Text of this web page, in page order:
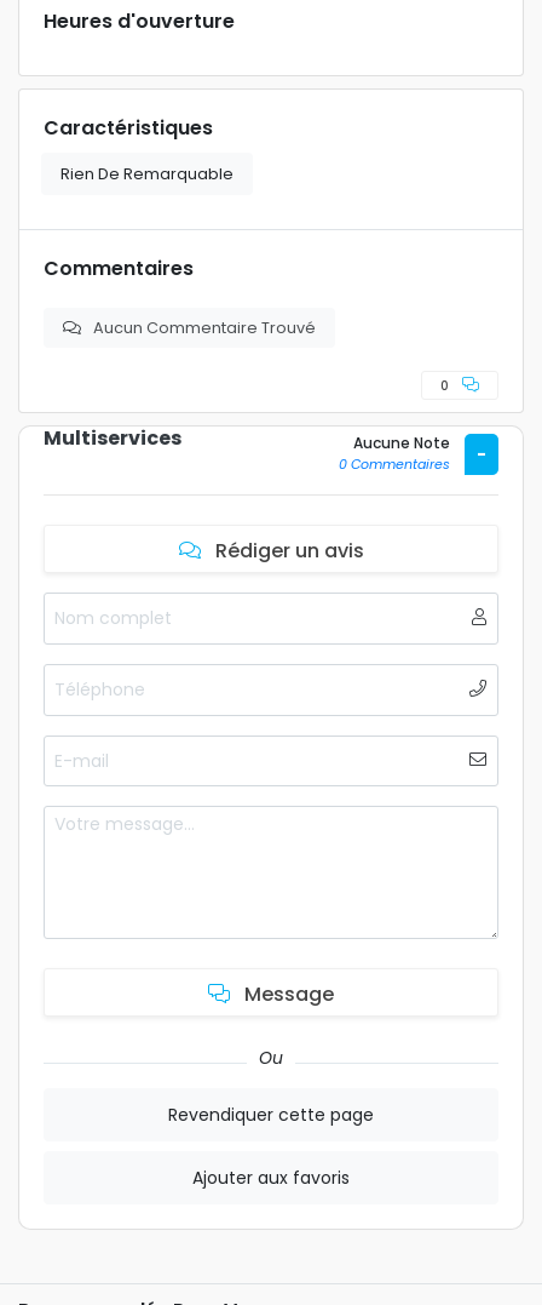
Heures d'ouverture
Caractéristiques
Rien De Remarquable
Commentaires
Aucun Commentaire Trouvé
0
Multiservices Aucune Note
0 Commentaires -
Rédiger un avis
Message
Ou
Revendiquer cette page
Ajouter aux favoris